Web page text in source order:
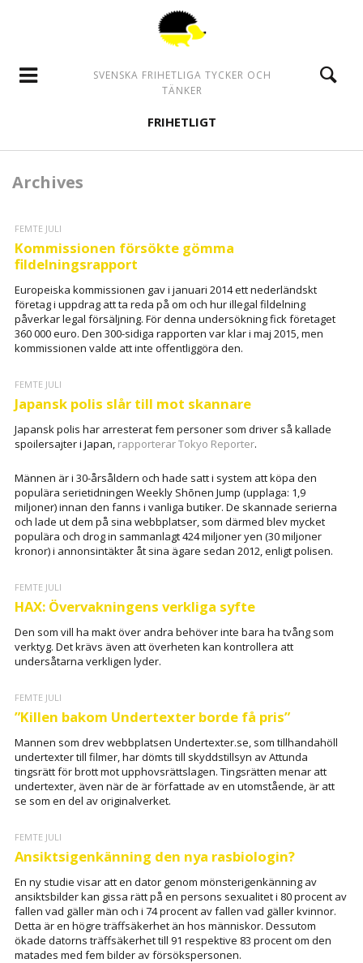
SVENSKA FRIHETLIGA TYCKER OCH
TÄNKER
FRIHETLIGT
Archives
FEMTE JULI
Kommissionen försökte gömma
fildelningsrapport
Europeiska kommissionen gav i januari 2014 ett nederländskt
företag i uppdrag att ta reda på om och hur illegal fildelning
påverkar legal försäljning. För denna undersökning fick företaget
360 000 euro. Den 300-sidiga rapporten var klar i maj 2015, men
kommissionen valde att inte offentliggöra den.
FEMTE JULI
Japansk polis slår till mot skannare
Japansk polis har arresterat fem personer som driver så kallade
spoilersajter i Japan, rapporterar Tokyo Reporter.
Männen är i 30-årsåldern och hade satt i system att köpa den
populära serietidningen Weekly Shōnen Jump (upplaga: 1,9
miljoner) innan den fanns i vanliga butiker. De skannade serierna
och lade ut dem på sina webbplatser, som därmed blev mycket
populära och drog in sammanlagt 424 miljoner yen (30 miljoner
kronor) i annonsintäkter åt sina ägare sedan 2012, enligt polisen.
FEMTE JULI
HAX: Övervakningens verkliga syfte
Den som vill ha makt över andra behöver inte bara ha tvång som
verktyg. Det krävs även att överheten kan kontrollera att
undersåtarna verkligen lyder.
FEMTE JULI
”Killen bakom Undertexter borde få pris”
Mannen som drev webbplatsen Undertexter.se, som tillhandahöll
undertexter till filmer, har dömts till skyddstillsyn av Attunda
tingsrätt för brott mot upphovsrättslagen. Tingsrätten menar att
undertexter, även när de är författade av en utomstående, är att
se som en del av originalverket.
FEMTE JULI
Ansiktsigenkänning den nya rasbiologin?
En ny studie visar att en dator genom mönsterigenkänning av
ansiktsbilder kan gissa rätt på en persons sexualitet i 80 procent av
fallen vad gäller män och i 74 procent av fallen vad gäller kvinnor.
Detta är en högre träffsäkerhet än hos människor. Dessutom
ökade datorns träffsäkerhet till 91 respektive 83 procent om den
matades med fem bilder av försökspersonen.